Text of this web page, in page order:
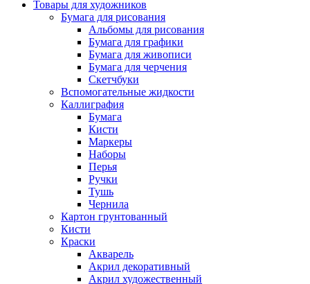
Товары для художников
Бумага для рисования
Альбомы для рисования
Бумага для графики
Бумага для живописи
Бумага для черчения
Скетчбуки
Вспомогательные жидкости
Каллиграфия
Бумага
Кисти
Маркеры
Наборы
Перья
Ручки
Тушь
Чернила
Картон грунтованный
Кисти
Краски
Акварель
Акрил декоративный
Акрил художественный